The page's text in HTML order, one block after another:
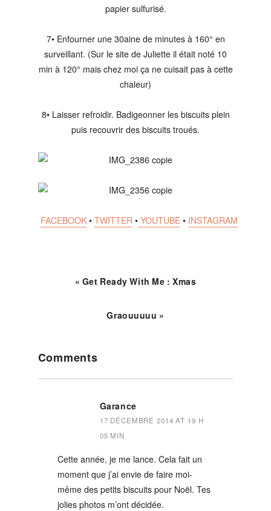
papier sulfurisé.
7• Enfourner une 30aine de minutes à 160° en
surveillant. (Sur le site de Juliette il était noté 10
min à 120° mais chez moi ça ne cuisait pas à cette
chaleur)
8• Laisser refroidir. Badigeonner les biscuits plein
puis recouvrir des biscuits troués.
FACEBOOK• TWITTER•YOUTUBE• INSTAGRAM
« Get Ready With Me : Xmas
Graouuuuu »
Interactions
Comments
Garance
17 DÉCEMBRE 2014 AT 19 H
05 MIN
Cette année, je me lance. Cela fait un
moment que j’ai envie de faire moi-
même des petits biscuits pour Noël. Tes
jolies photos m’ont décidée.